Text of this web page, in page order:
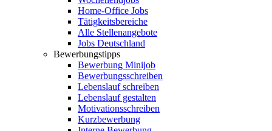
Home-Office Jobs
Tätigkeitsbereiche
Alle Stellenangebote
Jobs Deutschland
Bewerbungstipps
Bewerbung Minijob
Bewerbungsschreiben
Lebenslauf schreiben
Lebenslauf gestalten
Motivationsschreiben
Kurzbewerbung